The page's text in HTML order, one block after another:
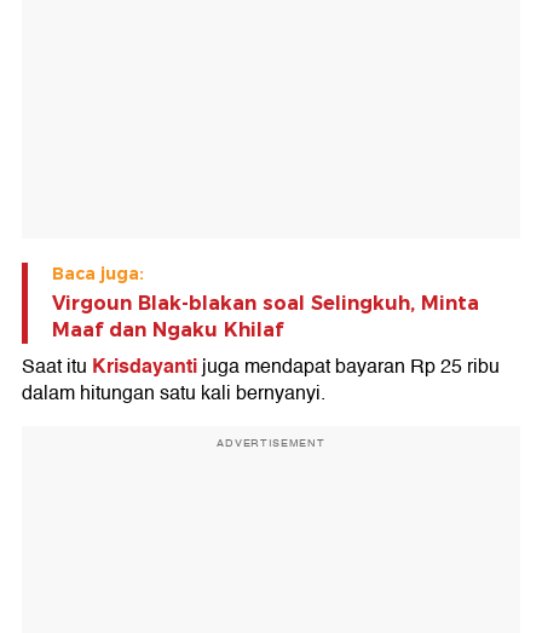
Baca juga:
Virgoun Blak-blakan soal Selingkuh, Minta
Maaf dan Ngaku Khilaf
Saat itu Krisdayantijuga mendapat bayaran Rp 25 ribu
dalam hitungan satu kali bernyanyi.
ADVERTISEMENT